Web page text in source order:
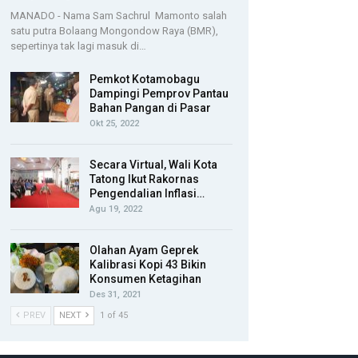
MANADO - Nama Sam Sachrul Mamonto salah
satu putra Bolaang Mongondow Raya (BMR),
sepertinya tak lagi masuk di…
Pemkot Kotamobagu
Dampingi Pemprov Pantau
Bahan Pangan di Pasar
Okt 25, 2022
Secara Virtual, Wali Kota
Tatong Ikut Rakornas
Pengendalian Inflasi…
Agu 19, 2022
Olahan Ayam Geprek
Kalibrasi Kopi 43 Bikin
Konsumen Ketagihan
Des 31, 2021
PREV
NEXT 1 of 45